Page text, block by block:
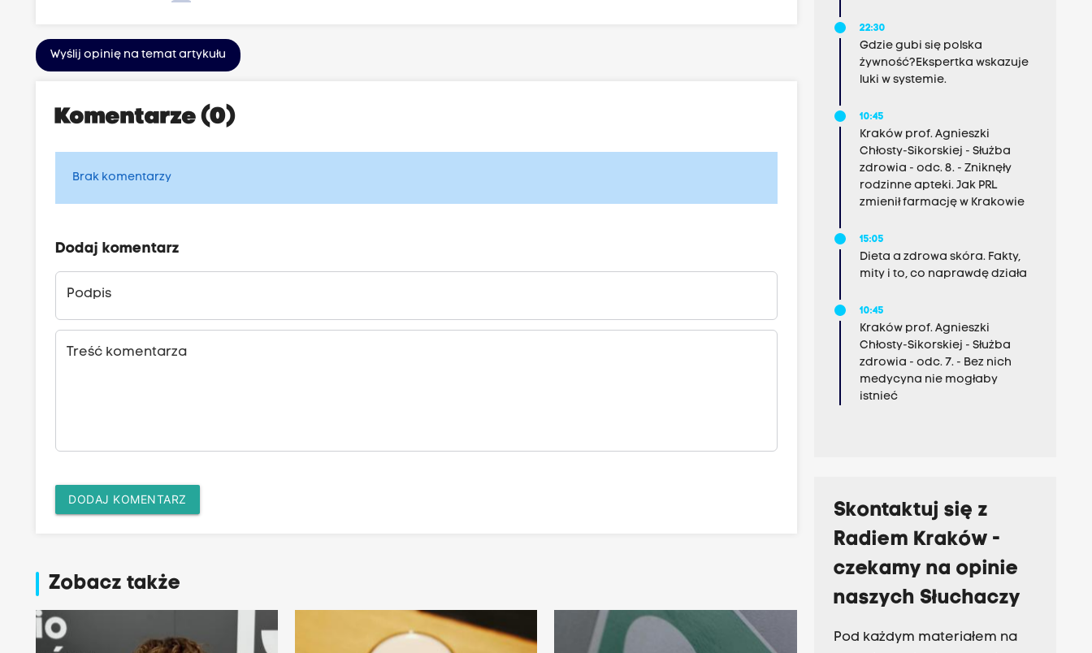
Wyślij opinię na temat artykułu
Komentarze (0)
Brak komentarzy
Dodaj komentarz
Podpis
Treść komentarza
DODAJ KOMENTARZ
Zobacz także
22:30
Gdzie gubi się polska
żywność?Ekspertka wskazuje
luki w systemie.
10:45
Kraków prof. Agnieszki
Chłosty-Sikorskiej - Służba
zdrowia - odc. 8. - Zniknęły
rodzinne apteki. Jak PRL
zmienił farmację w Krakowie
15:05
Dieta a zdrowa skóra. Fakty,
mity i to, co naprawdę działa
10:45
Kraków prof. Agnieszki
Chłosty-Sikorskiej - Służba
zdrowia - odc. 7. - Bez nich
medycyna nie mogłaby
istnieć
Skontaktuj się z
Radiem Kraków -
czekamy na opinie
naszych Słuchaczy
Pod każdym materiałem na